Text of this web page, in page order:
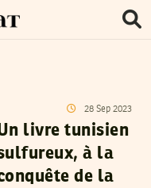
28 Sep 2023
livre tunisien
à la
de la